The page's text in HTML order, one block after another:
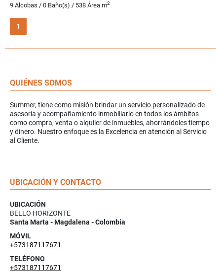
9 Alcobas / 0 Baño(s) / 538 Área m2
1
QUIÉNES SOMOS
Summer, tiene como misión brindar un servicio personalizado de
asesoría y acompañamiento inmobiliario en todos los ámbitos
como compra, venta o alquiler de inmuebles, ahorrándoles tiempo
y dinero. Nuestro enfoque es la Excelencia en atención al Servicio
al Cliente.
UBICACIÓN Y CONTACTO
UBICACIÓN
BELLO HORIZONTE
Santa Marta - Magdalena - Colombia
MÓVIL
+573187117671
TELÉFONO
+573187117671